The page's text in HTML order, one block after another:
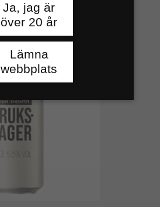
Ja, jag är
över 20 år
Lämna
webbplats